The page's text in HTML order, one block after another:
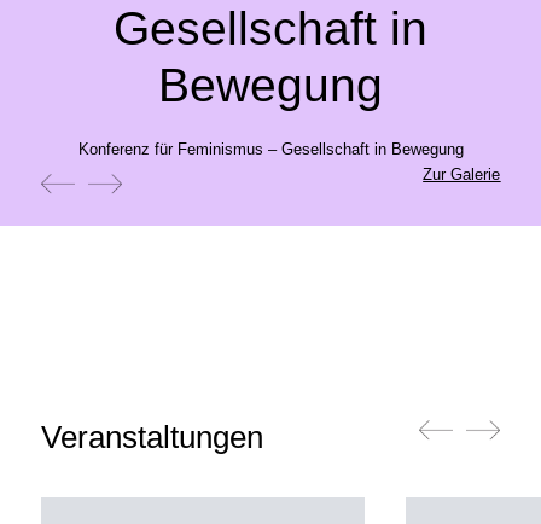
Gesellschaft in
Bewegung
Konferenz für Feminismus – Gesellschaft in Bewegung
Zur Galerie
Veranstaltungen